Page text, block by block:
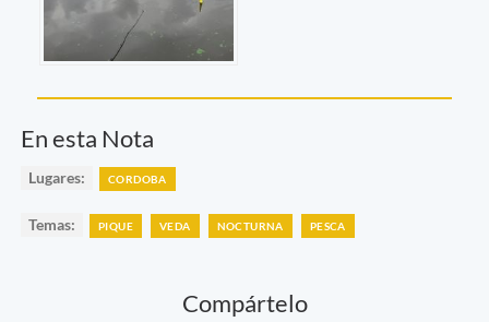
En esta Nota
Lugares: CORDOBA
Temas: PIQUE VEDA NOCTURNA PESCA
Compártelo